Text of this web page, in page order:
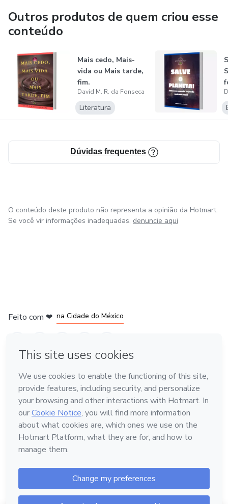
- Observar dilemas em sobrevivência.
- Observar rotinas positivas ou não.
- Observar possibilidades distorcidas.
Não perca tempo e leve agora!
ofertará uma possibilidade para a vida!
Outros produtos de quem criou esse
conteúdo
Mais cedo, Mais-
vida ou Mais tarde,
fim.
David M. R. da Fonseca
Literatura
Dúvidas frequentes
O conteúdo deste produto não representa a opinião da Hotmart.
Se você vir informações inadequadas, denuncie aqui
Feito com ❤ na Cidade do México
Conheça a Hotmart
Idioma
Português